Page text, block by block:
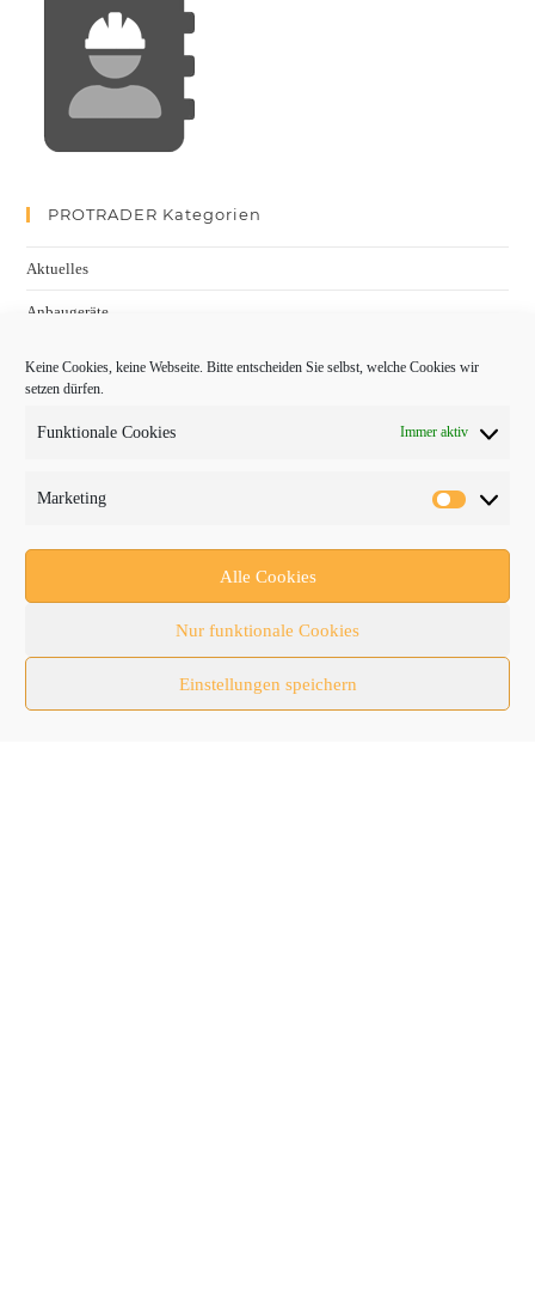
Keine Cookies, keine Webseite. Bitte entscheiden Sie selbst, welche Cookies wir
setzen dürfen.
Funktionale Cookies Immer aktiv
Marketing
Alle Cookies
Nur funktionale Cookies
Einstellungen speichern
PROTRADER Kategorien
Aktuelles
Anbaugeräte
Baumaschinen
Fachmessen
Nutzfahrzeuge
RATL 2025 | RecyclingAKTIV & TiefbauLIVE